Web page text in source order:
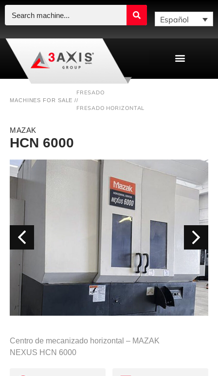
Español
MACHINES FOR SALE /
FRESADO
/
FRESADO HORIZONTAL
MAZAK
HCN 6000
Centro de mecanizado horizontal – MAZAK
NEXUS HCN 6000